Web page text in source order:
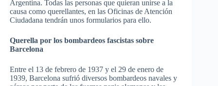
Argentina. Todas las personas que quieran unirse a la
causa como querellantes, en las Oficinas de Atención
Ciudadana tendrán unos formularios para ello.
Querella por los bombardeos fascistas sobre
Barcelona
Entre el 13 de febrero de 1937 y el 29 de enero de
1939, Barcelona sufrió diversos bombardeos navales y